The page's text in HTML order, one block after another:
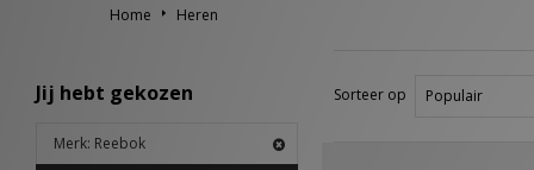
partnerships met CrossFit games
Home Heren
Jij hebt gekozen
Merk: Reebok
Sorteer op